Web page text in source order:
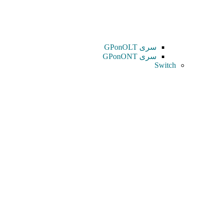
سری GPonOLT
سری GPonONT
Switch